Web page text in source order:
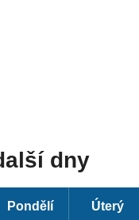
dny
Pondělí Úterý